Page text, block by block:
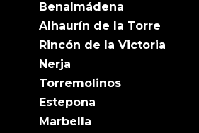
Benalmádena
Alhaurín de la Torre
Rincón de la Victoria
Nerja
Torremolinos
Estepona
Marbella